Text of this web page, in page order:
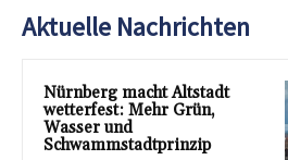
Aktuelle Nachrichten
Nürnberg macht Altstadt
wetterfest: Mehr Grün,
Wasser und
Schwammstadtprinzip